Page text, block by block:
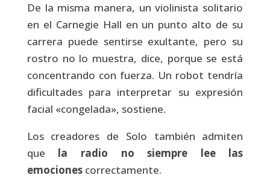
De la misma manera, un violinista solitario
en el Carnegie Hall en un punto alto de su
carrera puede sentirse exultante, pero su
rostro no lo muestra, dice, porque se está
concentrando con fuerza. Un robot tendría
dificultades para interpretar su expresión
facial «congelada», sostiene.
Los creadores de Solo también admiten
que la radio no siempre lee las
emocionescorrectamente.